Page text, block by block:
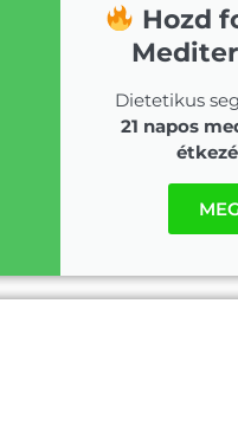
Hozd
Dietetikus
21 napos